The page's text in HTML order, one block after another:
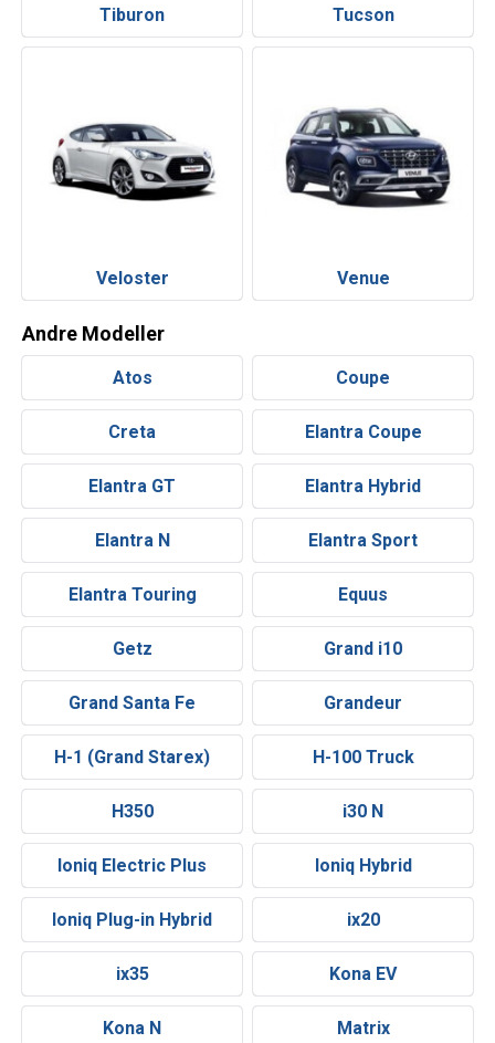
Tiburon Tucson
Veloster Venue
Andre Modeller
Atos Coupe
Creta Elantra Coupe
Elantra GT Elantra Hybrid
Elantra N Elantra Sport
Elantra Touring Equus
Getz Grand i10
Grand Santa Fe Grandeur
H-1 (Grand Starex) H-100 Truck
H350 i30 N
Ioniq Electric Plus Ioniq Hybrid
Ioniq Plug-in Hybrid ix20
ix35 Kona EV
Kona N Matrix